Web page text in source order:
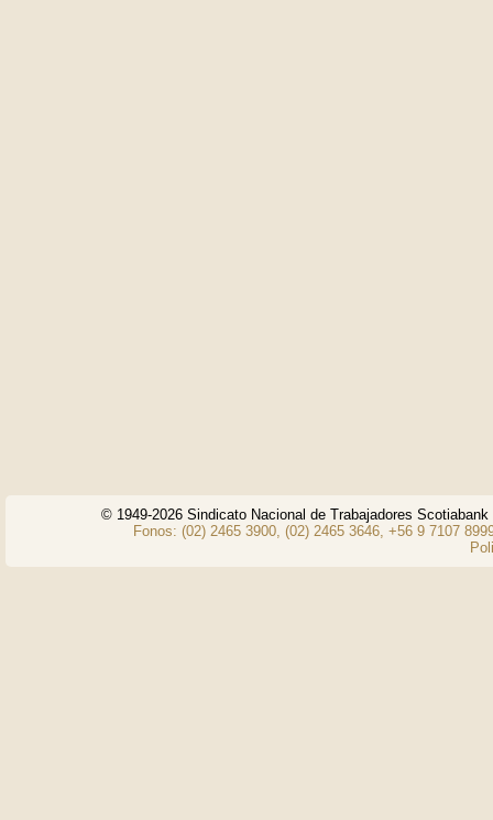
© 1949-2026 Sindicato Nacional de Trabajadores
Fonos: (02) 2465 3900, (02) 2465 3646, +56 9 7107